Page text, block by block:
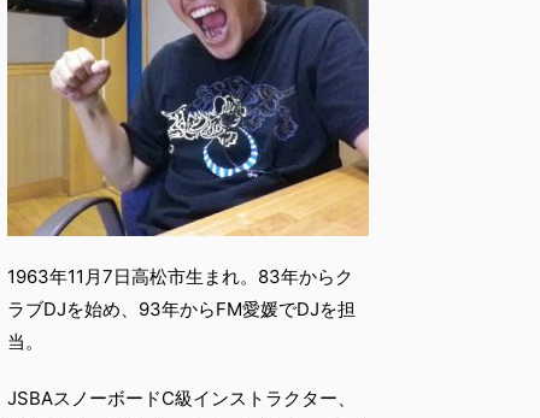
1963年11月7日高松市生まれ。83年からク
ラブDJを始め、93年からFM愛媛でDJを担
当。
JSBAスノーボードC級インストラクター、